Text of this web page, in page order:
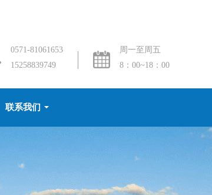
0571-81061653
15258839749
周一至周五
8：00~18：00
联系我们